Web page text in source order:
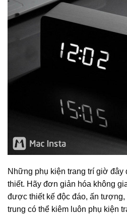
Những phụ kiện trang trí giờ đây
thiết. Hãy đơn giản hóa không
được thiết kế độc đáo, ấn tượng,
trung có thể kiêm luôn phụ kiện